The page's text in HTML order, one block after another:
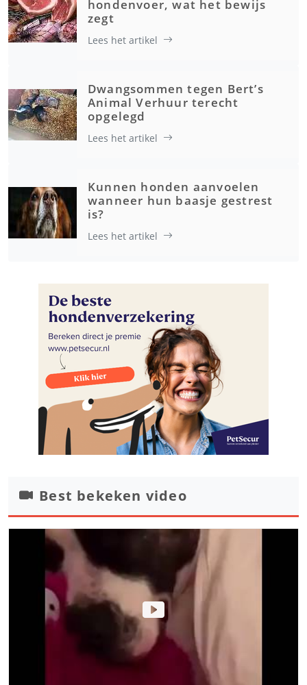
hondenvoer, wat het bewijs
zegt
Lees het artikel
Dwangsommen tegen Bert’s
Animal Verhuur terecht
opgelegd
Lees het artikel
Kunnen honden aanvoelen
wanneer hun baasje gestrest
is?
Lees het artikel
Best bekeken video